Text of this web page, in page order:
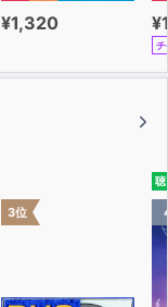
¥1,320
チ
3位
聴